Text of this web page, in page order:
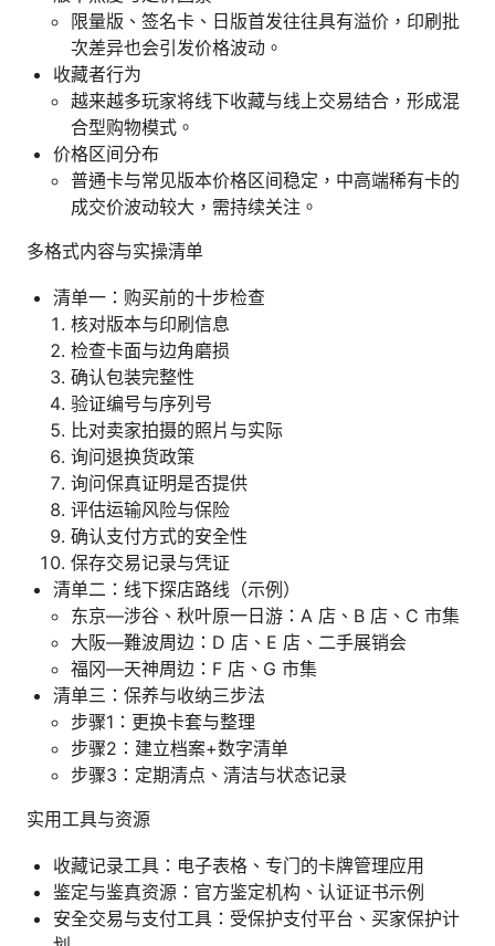
限量版、签名卡、日版首发往往具有溢价，印刷批
次差异也会引发价格波动。
收藏者行为
越来越多玩家将线下收藏与线上交易结合，形成混
合型购物模式。
价格区间分布
普通卡与常见版本价格区间稳定，中高端稀有卡的
成交价波动较大，需持续关注。
多格式内容与实操清单
清单一：购买前的十步检查
核对版本与印刷信息
检查卡面与边角磨损
确认包装完整性
验证编号与序列号
比对卖家拍摄的照片与实际
询问退换货政策
询问保真证明是否提供
评估运输风险与保险
确认支付方式的安全性
保存交易记录与凭证
清单二：线下探店路线（示例）
东京—涉谷、秋叶原一日游：A 店、B 店、C 市集
大阪—難波周边：D 店、E 店、二手展销会
福冈—天神周边：F 店、G 市集
清单三：保养与收纳三步法
步骤1：更换卡套与整理
步骤2：建立档案+数字清单
步骤3：定期清点、清洁与状态记录
实用工具与资源
收藏记录工具：电子表格、专门的卡牌管理应用
鉴定与鉴真资源：官方鉴定机构、认证证书示例
安全交易与支付工具：受保护支付平台、买家保护计